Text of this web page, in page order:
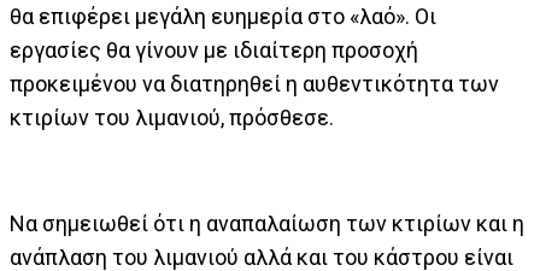
θα επιφέρει μεγάλη ευημερία στο «λαό». Οι
εργασίες θα γίνουν με ιδιαίτερη προσοχή
προκειμένου να διατηρηθεί η αυθεντικότητα των
κτιρίων του λιμανιού, πρόσθεσε.
Να σημειωθεί ότι η αναπαλαίωση των κτιρίων και η
ανάπλαση του λιμανιού αλλά και του κάστρου είναι